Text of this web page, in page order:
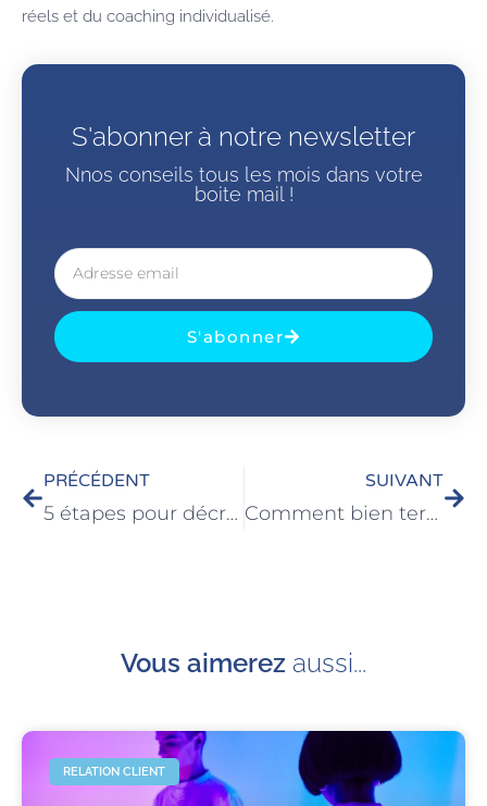
réels et du coaching individualisé.
S'abonner à notre newsletter
Nnos conseils tous les mois dans votre
boite mail !
S'abonner
PRÉCÉDENT
5 étapes pour décrocher un rendez-vous au téléphone
SUIVANT
Comment bien terminer un appel en service client
Vous aimerez aussi...
RELATION CLIENT